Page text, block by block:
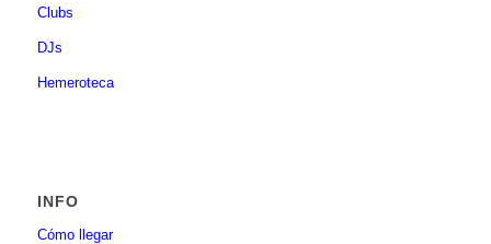
Clubs
DJs
Hemeroteca
INFO
Cómo llegar